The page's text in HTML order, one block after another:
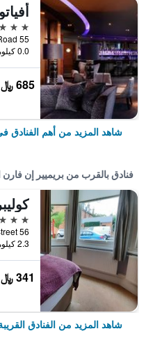
4 نجوم
0.0 كيلومتر عن وسط المدينة
685 ﷼
شاهد المزيد من أهم الفنادق
فنادق بالقرب من بريميير إن
3 نجوم
2.3 كيلومتر عن وسط المدينة
341 ﷼
شاهد المزيد من الفنادق